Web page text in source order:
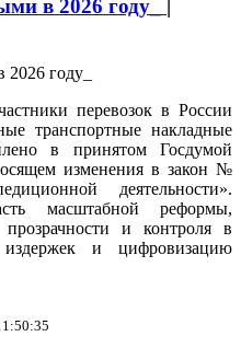
в 2026 году_
перевозок в России
транспортные накладные
в принятом Госдумой
изменения в закон №
деятельности».
масштабной реформы,
и контроля в
и цифровизацию